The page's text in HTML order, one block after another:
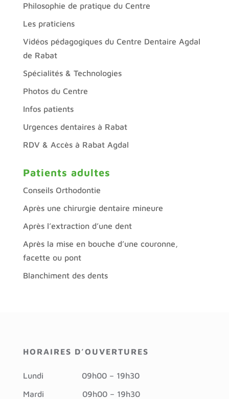
Philosophie de pratique du Centre
Les praticiens
Vidéos pédagogiques du Centre Dentaire Agdal
de Rabat
Spécialités & Technologies
Photos du Centre
Infos patients
Urgences dentaires à Rabat
RDV & Accès à Rabat Agdal
Patients adultes
Conseils Orthodontie
Après une chirurgie dentaire mineure
Après l’extraction d’une dent
Après la mise en bouche d’une couronne,
facette ou pont
Blanchiment des dents
HORAIRES D’OUVERTURES
Lundi 09h00 – 19h30
Mardi 09h00 – 19h30